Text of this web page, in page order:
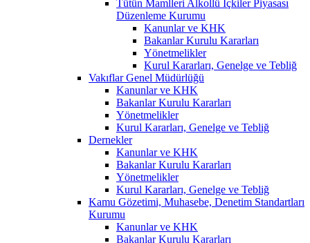
Tütün Mamlleri Alkollü İçkiler Piyasası
Düzenleme Kurumu
Kanunlar ve KHK
Bakanlar Kurulu Kararları
Yönetmelikler
Kurul Kararları, Genelge ve Tebliğ
Vakıflar Genel Müdürlüğü
Kanunlar ve KHK
Bakanlar Kurulu Kararları
Yönetmelikler
Kurul Kararları, Genelge ve Tebliğ
Dernekler
Kanunlar ve KHK
Bakanlar Kurulu Kararları
Yönetmelikler
Kurul Kararları, Genelge ve Tebliğ
Kamu Gözetimi, Muhasebe, Denetim Standartları
Kurumu
Kanunlar ve KHK
Bakanlar Kurulu Kararları